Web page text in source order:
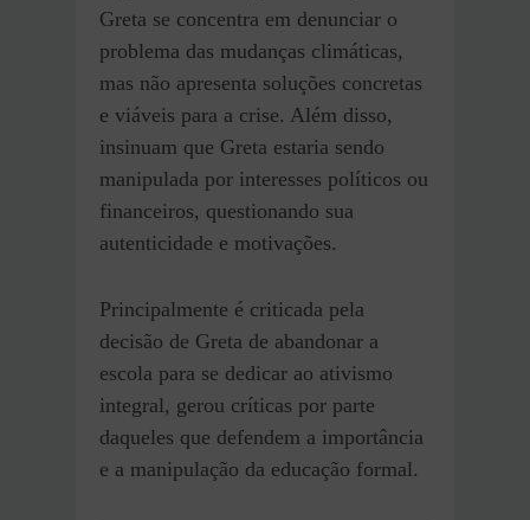
Greta se concentra em denunciar o
problema das mudanças climáticas,
mas não apresenta soluções concretas
e viáveis para a crise. Além disso,
insinuam que Greta estaria sendo
manipulada por interesses políticos ou
financeiros, questionando sua
autenticidade e motivações.
Principalmente é criticada pela
decisão de Greta de abandonar a
escola para se dedicar ao ativismo
integral, gerou críticas por parte
daqueles que defendem a importância
e a manipulação da educação formal.